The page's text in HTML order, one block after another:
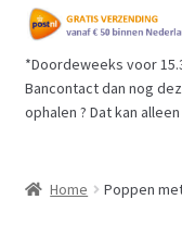
naar
navigatie
de
inhoud
Home
Babypoppen
Babypoppen
*Doordeweeks voor
Bancontact dan nog
ophalen ? Dat kan
Home Poppen